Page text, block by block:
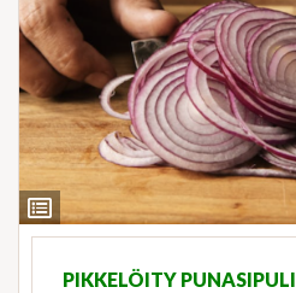
View
Ingredients
PIKKELÖITY PUNASIPULI